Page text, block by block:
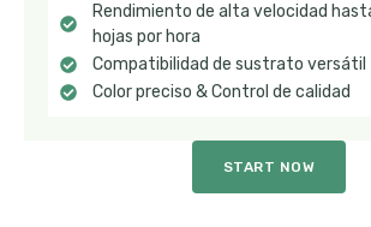
Rendimiento de alta velocidad
hojas por hora
Compatibilidad de sustrato versátil
Color preciso & Control de calidad
START NOW